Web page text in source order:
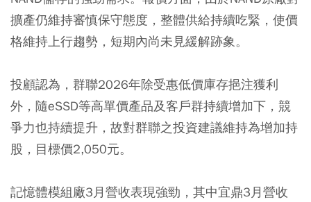
擴產仍維持審慎保守態度，整體供給持續吃緊，使價
格維持上行趨勢，短期內尚未見緩解跡象。
投顧認為，群聯2026年除受惠低價庫存挹注獲利
外，隨eSSD等高單價產品及客戶群持續增加下，競
爭力也持續提升，故對群聯之投資建議維持為增加持
股，目標價2,050元。
記憶體模組廠3月營收表現強勁，其中宜鼎3月營收